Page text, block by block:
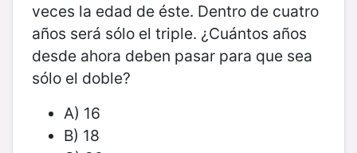
veces la edad de éste. Dentro de cuatro
años será sólo el triple. ¿Cuántos años
desde ahora deben pasar para que sea
sólo el doble?
A) 16
B) 18